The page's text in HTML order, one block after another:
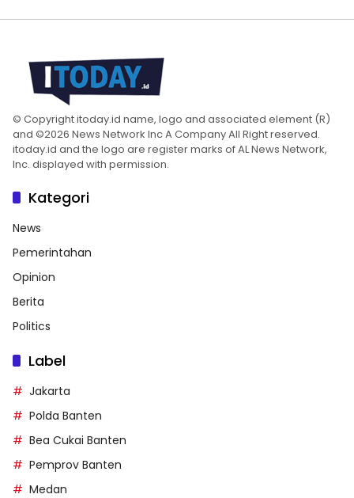
© Copyright itoday.id name, logo and associated element (R)
and ©2026 News Network Inc A Company All Right reserved.
itoday.id and the logo are register marks of AL News Network,
Inc. displayed with permission.
Kategori
News
Pemerintahan
Opinion
Berita
Politics
Label
Jakarta
Polda Banten
Bea Cukai Banten
Pemprov Banten
Medan